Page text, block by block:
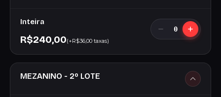
Inteira
R$240,00(+R$36,00 taxas)
0
MEZANINO - 2º LOTE